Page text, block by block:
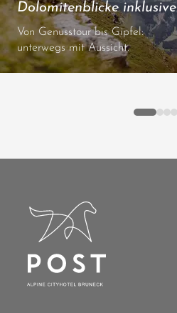
Dolomitenblicke inklusive
Von Genusstour bis Gipfel:
unterwegs mit Aussicht.